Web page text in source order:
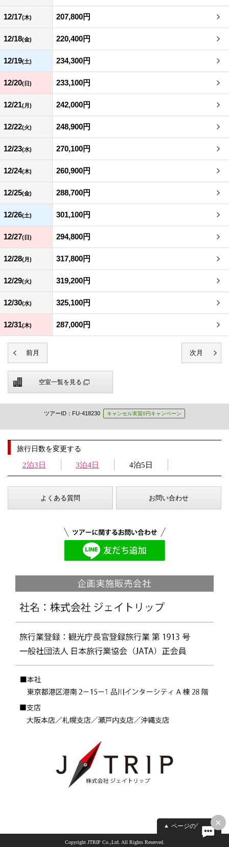
12/17(木) 207,800円
12/18(金) 220,400円
12/19(土) 234,300円
12/20(日) 233,100円
12/21(月) 242,000円
12/22(火) 248,900円
12/23(水) 270,100円
12/24(木) 260,900円
12/25(金) 288,700円
12/26(土) 301,100円
12/27(日) 294,800円
12/28(月) 317,800円
12/29(火) 319,200円
12/30(水) 325,100円
12/31(木) 287,000円
空室一覧を見る
ツアーID：FU-418230 キャンセル実質0円キャンペーン
旅行日数を変更する
2泊3日 3泊4日 4泊5日
よくある質問 お問い合わせ
×
ページの先頭へ
Copyright JTRIP Co.,Ltd. All Rights Reserved.